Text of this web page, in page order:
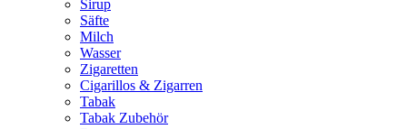
Sirup
Säfte
Milch
Wasser
Zigaretten
Cigarillos & Zigarren
Tabak
Tabak Zubehör